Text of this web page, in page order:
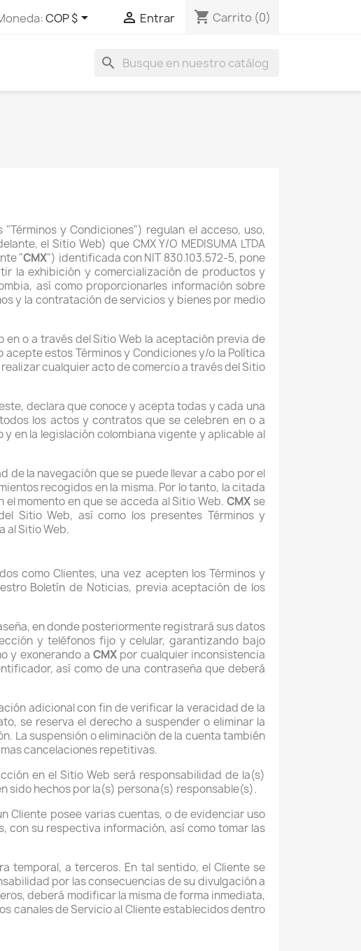
COP $  Entrar shopping_cart Carrito (0)
search
y Condiciones") regulan el acceso, uso,
el Sitio Web) que CMX Y/O MEDISUMA LTDA
"CMX") identificada con NIT 830.103.572-5, pone
la exhibición y comercialización de productos y
así como proporcionarles información sobre
y la contratación de servicios y bienes por medio
o a través del Sitio Web la aceptación previa de
estos Términos y Condiciones y/o la Política
cualquier acto de comercio a través del Sitio
declara que conoce y acepta todas y cada una
los actos y contratos que se celebren en o a
en la legislación colombiana vigente y aplicable al
la navegación que se puede llevar a cabo por el
recogidos en la misma. Por lo tanto, la citada
momento en que se acceda al Sitio Web.CMX se
Sitio Web, así como los presentes Términos y
al Sitio Web.
como Clientes, una vez acepten los Términos y
Boletín de Noticias, previa aceptación de los
en donde posteriormente registrará sus datos
y teléfonos fijo y celular, garantizando bajo
y exonerando aCMX por cualquier inconsistencia
así como de una contraseña que deberá
adicional con fin de verificar la veracidad de la
se reserva el derecho a suspender o eliminar la
La suspensión o eliminación de la cuenta también
cancelaciones repetitivas.
en el Sitio Web será responsabilidad de la(s)
sido hechos por la(s) persona(s) responsable(s).
Cliente posee varias cuentas, o de evidenciar uso
su respectiva información, así como tomar las
temporal, a terceros. En tal sentido, el Cliente se
por las consecuencias de su divulgación a
deberá modificar la misma de forma inmediata,
canales de Servicio al Cliente establecidos dentro